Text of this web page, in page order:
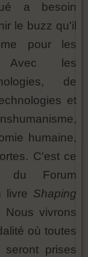
a besoin
le buzz qu'il
pour les
Avec les
de
et
humaine,
C'est ce
du Forum
livre Shaping
Nous vivrons
où toutes
seront prises